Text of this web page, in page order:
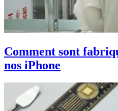
Comment sont
nos iPhone